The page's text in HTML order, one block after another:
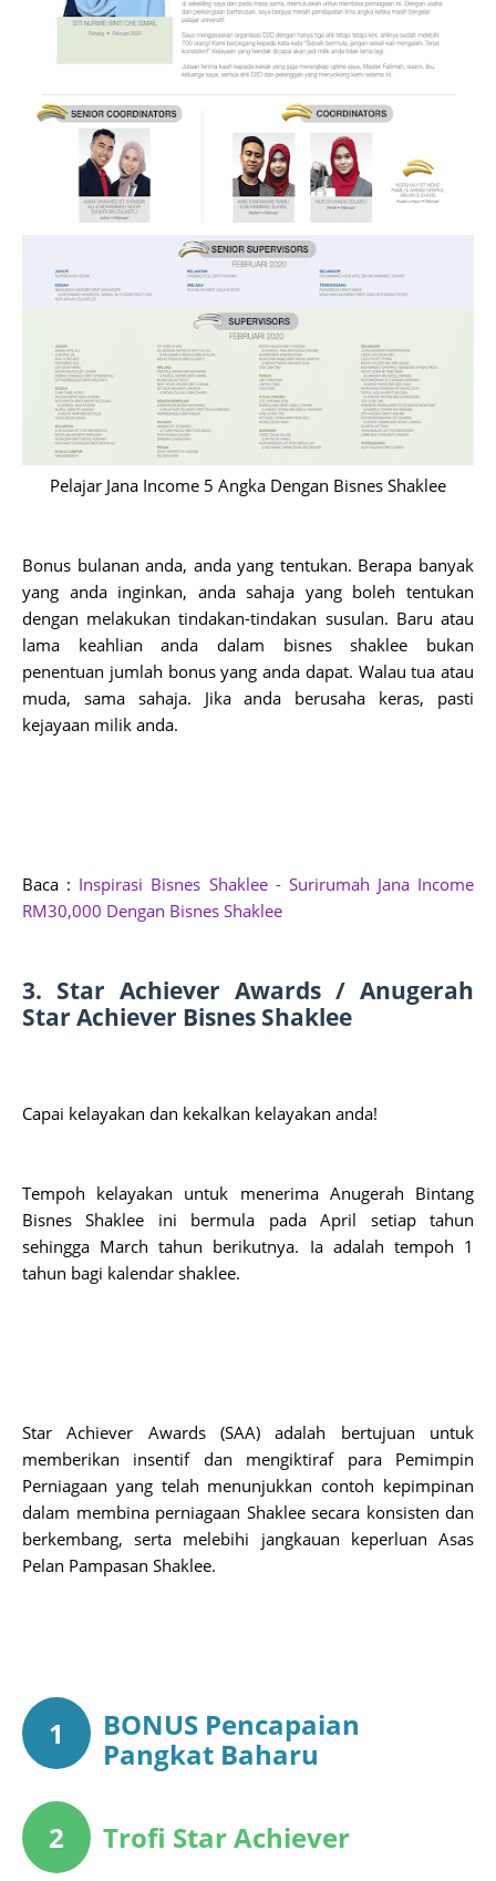
Pelajar Jana Income 5 Angka Dengan Bisnes Shaklee
Bonus bulanan anda, anda yang tentukan. Berapa banyak
yang anda inginkan, anda sahaja yang boleh tentukan
dengan melakukan tindakan-tindakan susulan. Baru atau
lama keahlian anda dalam bisnes shaklee bukan
penentuan jumlah bonus yang anda dapat. Walau tua atau
muda, sama sahaja. Jika anda berusaha keras, pasti
kejayaan milik anda.
Baca : Inspirasi Bisnes Shaklee - Surirumah Jana Income
RM30,000 Dengan Bisnes Shaklee
3. Star Achiever Awards / Anugerah
Star Achiever Bisnes Shaklee
Capai kelayakan dan kekalkan kelayakan anda!
Tempoh kelayakan untuk menerima Anugerah Bintang
Bisnes Shaklee ini bermula pada April setiap tahun
sehingga March tahun berikutnya. Ia adalah tempoh 1
tahun bagi kalendar shaklee.
Star Achiever Awards (SAA) adalah bertujuan untuk
memberikan insentif dan mengiktiraf para Pemimpin
Perniagaan yang telah menunjukkan contoh kepimpinan
dalam membina perniagaan Shaklee secara konsisten dan
berkembang, serta melebihi jangkauan keperluan Asas
Pelan Pampasan Shaklee.
1
BONUS Pencapaian
Pangkat Baharu
2 Trofi Star Achiever